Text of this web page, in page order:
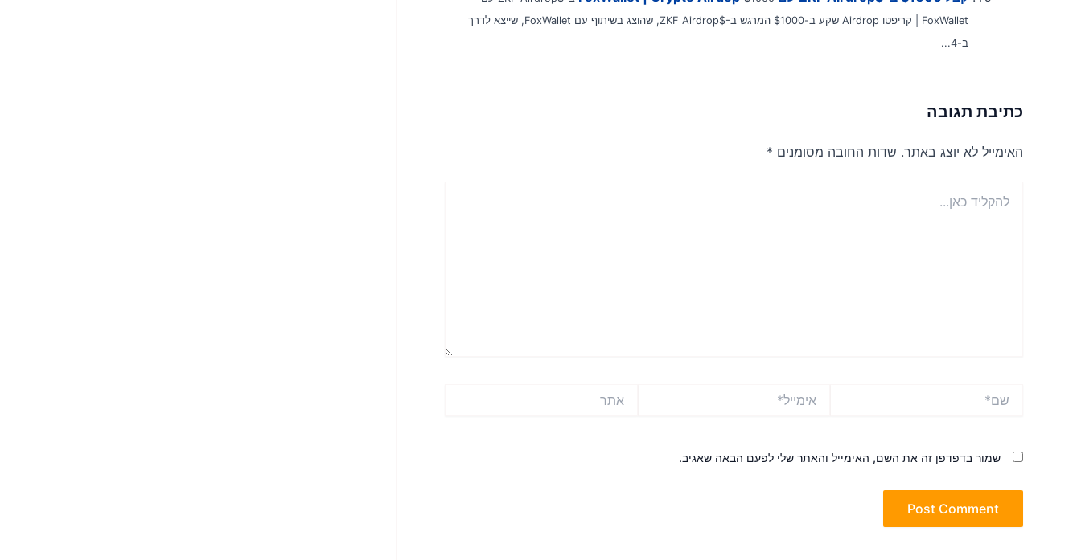
FoxWallet | קריפטו Airdrop שקע ב-$1000 המרגש ב-$ZKF Airdrop, שהוצג בשיתוף עם FoxWallet, שייצא לדרך
ב-4...
כתיבת תגובה
האימייל לא יוצג באתר. שדות החובה מסומנים *
כאן...
שמור בדפדפן זה את השם, האימייל והאתר שלי לפעם הבאה שאגיב.